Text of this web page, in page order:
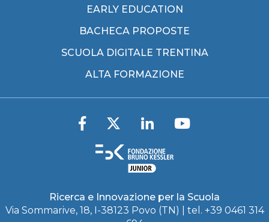
EARLY EDUCATION
BACHECA PROPOSTE
SCUOLA DIGITALE TRENTINA
ALTA FORMAZIONE
Ricerca e Innovazione per la Scuola
Via Sommarive, 18, I-38123 Povo (TN) | tel. +39 0461 314